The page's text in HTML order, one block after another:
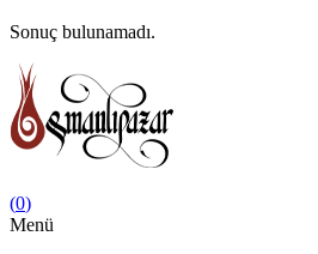
Sonuç bulunamadı.
(0)
Menü